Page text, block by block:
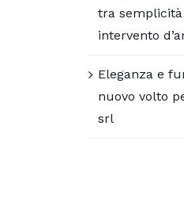
tra
intervento
Eleganza e
nuovo volto
srl